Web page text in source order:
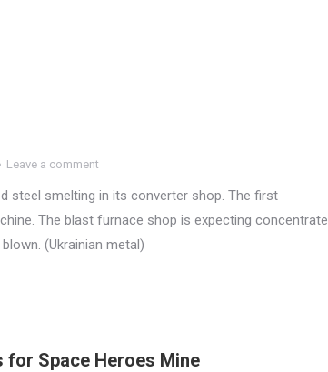
Leave a comment
steel smelting in its converter shop. The first
The blast furnace shop is expecting concentrate
(Ukrainian metal)
for Space Heroes Mine